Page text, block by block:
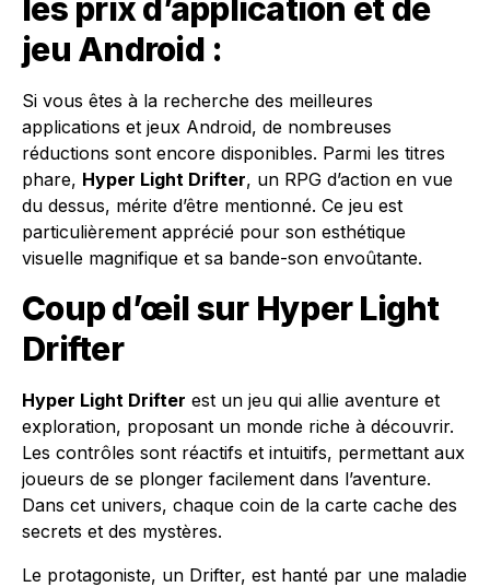
les prix d’application et de
jeu Android :
Si vous êtes à la recherche des meilleures
applications et jeux Android, de nombreuses
réductions sont encore disponibles. Parmi les titres
phare, Hyper Light Drifter, un RPG d’action en vue
du dessus, mérite d’être mentionné. Ce jeu est
particulièrement apprécié pour son esthétique
visuelle magnifique et sa bande-son envoûtante.
Coup d’œil sur Hyper Light
Drifter
Hyper Light Drifter est un jeu qui allie aventure et
exploration, proposant un monde riche à découvrir.
Les contrôles sont réactifs et intuitifs, permettant aux
joueurs de se plonger facilement dans l’aventure.
Dans cet univers, chaque coin de la carte cache des
secrets et des mystères.
Le protagoniste, un Drifter, est hanté par une maladie